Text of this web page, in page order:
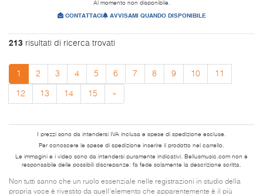
Al momento non disponibile.
CONTATTACI AVVISAMI QUANDO DISPONIBILE
213 risultati di ricerca trovati
1 2 3 4 5 6 7 8 9 10 11
12 13 14 15 »
I prezzi sono da intendersi IVA inclusa e spese di spedizione escluse.
Per conoscere le spese di spedizione inserire il prodotto nel carrello.
Le immagini e i video sono da intendersi puramente indicativi. Bellusmusic.com non è
responsabile delle possibili discrepanze: fa fede solamente la descrizione scritta.
Non tutti sanno che un ruolo essenziale nelle registrazioni in studio della
propria voce è rivestito da quell'elemento che apparentemente è il più